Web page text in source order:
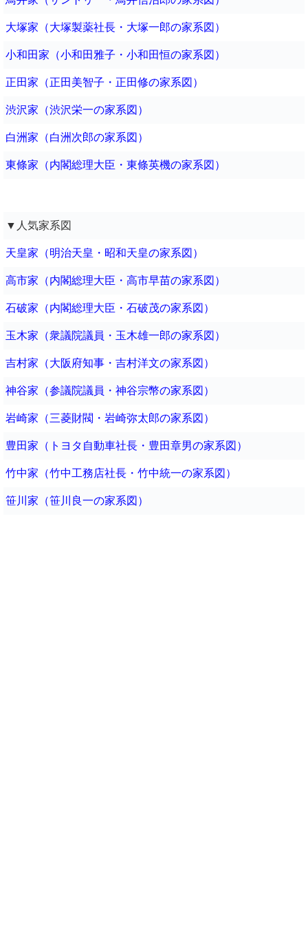
大塚家（大塚製薬社長・大塚一郎の家系図）
小和田家（小和田雅子・小和田恒の家系図）
正田家（正田美智子・正田修の家系図）
渋沢家（渋沢栄一の家系図）
白洲家（白洲次郎の家系図）
東條家（内閣総理大臣・東條英機の家系図）
▼人気家系図
天皇家（明治天皇・昭和天皇の家系図）
高市家（内閣総理大臣・高市早苗の家系図）
石破家（内閣総理大臣・石破茂の家系図）
玉木家（衆議院議員・玉木雄一郎の家系図）
吉村家（大阪府知事・吉村洋文の家系図）
神谷家（参議院議員・神谷宗幣の家系図）
岩崎家（三菱財閥・岩崎弥太郎の家系図）
豊田家（トヨタ自動車社長・豊田章男の家系図）
竹中家（竹中工務店社長・竹中統一の家系図）
笹川家（笹川良一の家系図）